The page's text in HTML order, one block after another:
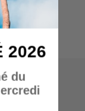
2026
du